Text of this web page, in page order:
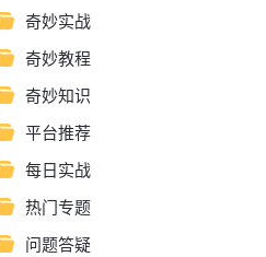
奇妙实战
奇妙教程
奇妙知识
平台推荐
每日实战
热门专题
问题答疑